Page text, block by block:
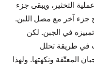
التخثير، ويبقى جزء
جزء آخر مع مصل اللبن.
في الجبن. لكن
في طريقة تحلل
المعتّقة ونكهتها. ولهذا